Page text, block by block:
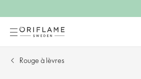
Rouge à lèvres